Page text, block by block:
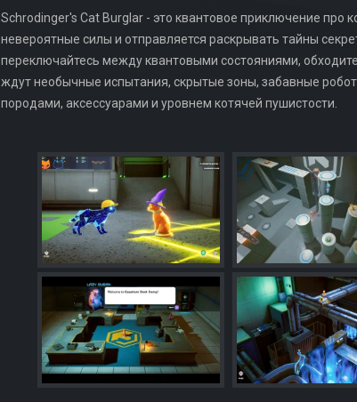
Schrodinger's Cat Burglar - это квантовое приключение про
невероятные силы и отправляется раскрывать тайны
переключайтесь между квантовыми состояниями,
ждут необычные испытания, скрытые зоны, забавные
породами, аксессуарами и уровнем котячей пушистости.